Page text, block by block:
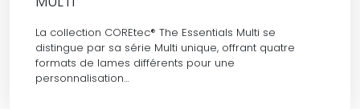
La collection COREtec® The Essentials Multi se
distingue par sa série Multi unique, offrant quatre
formats de lames différents pour une
personnalisation…